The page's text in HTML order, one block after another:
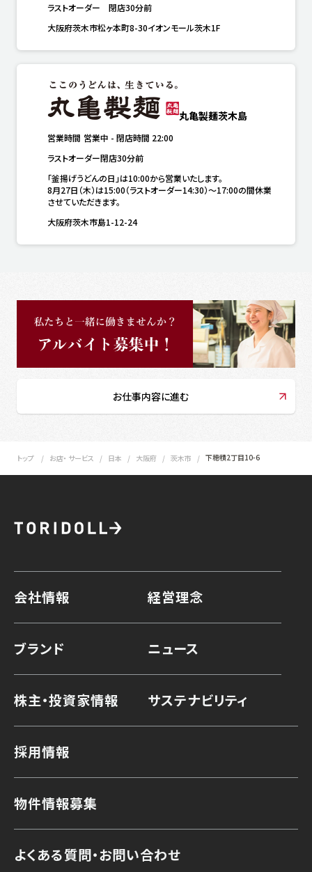
ラストオーダー　閉店30分前
大阪府茨木市松ヶ本町8-30イオンモール茨木1F
丸亀製麺茨木島
営業時間 営業中 - 閉店時間 22:00
ラストオーダー閉店30分前
「釜揚げうどんの日」は10:00から営業いたします。
8月27日（木）は15:00（ラストオーダー14:30）～17:00の間休業
させていただきます。
大阪府茨木市島1-12-24
お仕事内容に進む
トップ お店・ サービス 日本 大阪府 茨木市 下穂積2丁目10-6
会社情報 経営理念
ブランド ニュース
株主・投資家情報 サステナビリティ
採用情報
物件情報募集
よくある質問・お問い合わせ